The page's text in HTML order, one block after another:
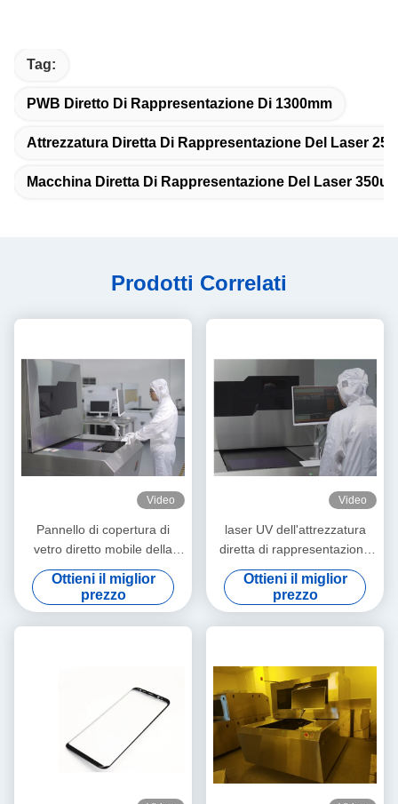
Tag:
PWB Diretto Di Rappresentazione Di 1300mm
Attrezzatura Diretta Di Rappresentazione Del Laser
Macchina Diretta Di Rappresentazione Del Laser
Prodotti Correlati
Video
Pannello di copertura di
vetro diretto mobile della
macchina 2540dpi 133LPI
3D di rappresentazione del
laser
Ottieni il miglior
prezzo
Video
laser UV dell'attrezzatura
diretta di rappresentazione
del laser di 1200x1300mm
Ottieni il miglior
prezzo